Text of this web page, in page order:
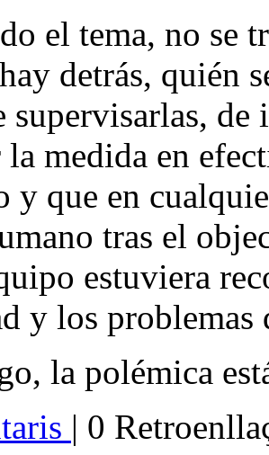
el tema, no se
detrás, quién
supervisarlas, de
medida en
y que en
tras el
estuviera
y los
la polémica
| 0